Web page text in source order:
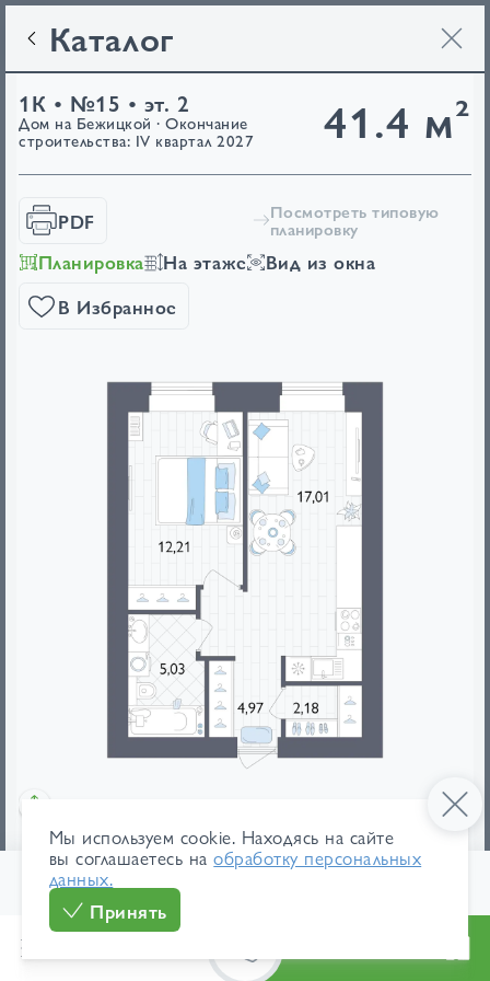
Мы используем cookie. Находясь на сайте
вы соглашаетесь наобработку персональных
данных.
Принять
Каталог
41.4 м²
1К • №15 • эт. 2
Дом на Бежицкой · Окончание
строительства: IV квартал 2027
PDF Посмотреть типовую
планировку
Планировка На этаже
Вид из окна
В Избранное
мебель
площади
134 500 ₽/м²
5 568 300 ₽ от 26 341 ₽/мес